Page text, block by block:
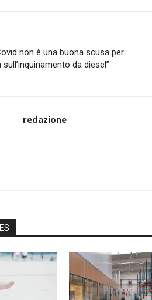
non è una buona scusa per
da diesel”
redazione